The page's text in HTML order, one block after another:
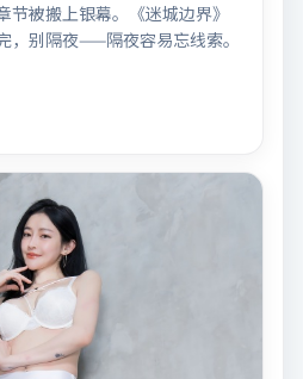
节被搬上银幕。《迷城边界》
，别隔夜——隔夜容易忘线索。